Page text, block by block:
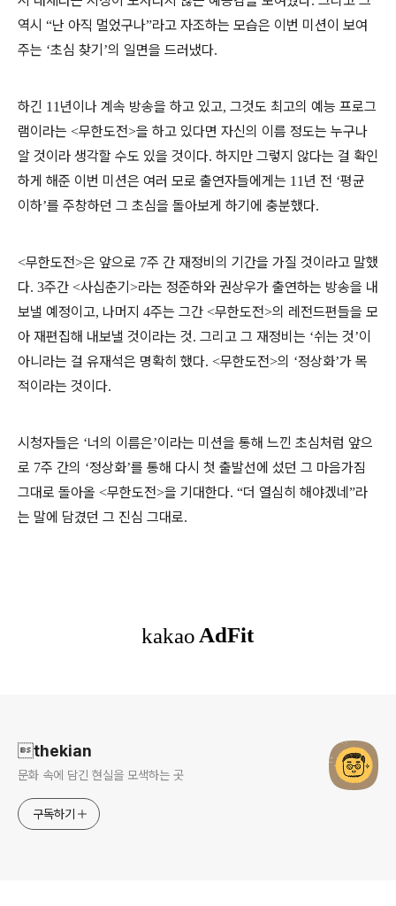
역시 “난 아직 멀었구나”라고 자조하는 모습은 이번 미션이 보여
주는 ‘초심 찾기 ’의 일면을 드러냈다.
하긴 11 년이나 계속 방송을 하고 있고, 그것도 최고의 예능 프로그
램이라는 <무한도전>을 하고 있다면 자신의 이름 정도는 누구나
알 것이라 생각할 수도 있을 것이다. 하지만 그렇지 않다는 걸 확인
하게 해준 이번 미션은 여러 모로 출연자들에게는 11 년 전 ‘평균
이하’를 주창하던 그 초심을 돌아보게 하기에 충분했다.
<무한도전>은 앞으로 7주 간 재정비의 기간을 가질 것이라고 말했
다. 3주간 <사십춘기 >라는 정준하와 권상우가 출연하는 방송을 내
보낼 예정이고, 나머지 4주는 그간 <무한도전>의 레전드편들을 모
아 재편집해 내보낼 것이라는 것. 그리고 그 재정비는 ‘쉬는 것’이
아니라는 걸 유재석은 명확히 했다. <무한도전>의 ‘정상화’가 목
적이라는 것이다.
시청자들은 ‘너의 이름은’이라는 미션을 통해 느낀 초심처럼 앞으
로 7주 간의 ‘정상화’를 통해 다시 첫 출발선에 섰던 그 마음가짐
그대로 돌아올 <무한도전>을 기대한다. “더 열심히 해야겠네 ”라
는 말에 담겼던 그 진심 그대로.
thekian
문화 속에 담긴 현실을 모색하는 곳
구독하기